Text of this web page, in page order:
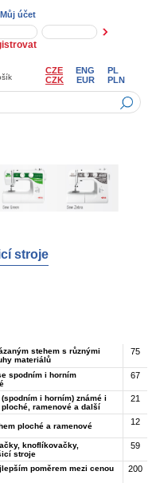
Můj účet
CZE ENG
PL
CZK
EUR PLN
stroje
stehem s různými
materiálů
75
spodním i horním
67
i horním) známé i
ramenové a další
21
ploché a ramenové 12
knoflíkovačky,
stroje
59
poměrem mezi cenou
200